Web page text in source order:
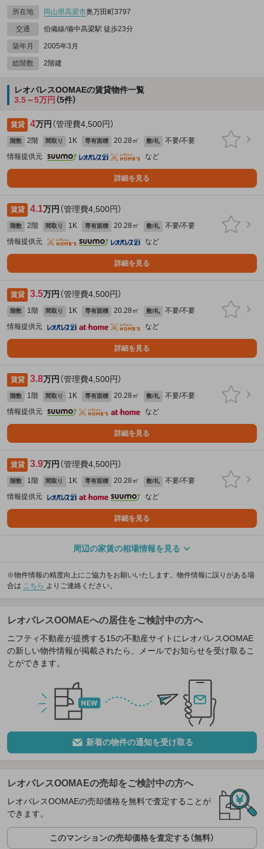
所在地 岡山県高梁市奥万田町3797
交通 伯備線/備中高梁駅 徒歩23分
築年月 2005年3月
総階数 2階建
レオパレスOOMAEの賃貸物件一覧
3.5～5万円 （5件）
賃貸 4万円 （管理費4,500円）
階数 2階 間取り 1K 専有面積 20.28㎡ 敷/礼
不要/不要
情報提供元
など
詳細を見る
賃貸 4.1万円 （管理費4,500円）
階数 2階 間取り 1K 専有面積 20.28㎡ 敷/礼
不要/不要
情報提供元
など
詳細を見る
賃貸 3.5万円 （管理費4,500円）
階数 1階 間取り 1K 専有面積 20.28㎡ 敷/礼
不要/不要
情報提供元
など
詳細を見る
賃貸 3.8万円 （管理費4,500円）
階数 1階 間取り 1K 専有面積 20.28㎡ 敷/礼
不要/不要
情報提供元
など
詳細を見る
賃貸 3.9万円 （管理費4,500円）
階数 1階 間取り 1K 専有面積 20.28㎡ 敷/礼
不要/不要
情報提供元
など
詳細を見る
周辺の家賃の相場情報を見る
※物件情報の精度向上にご協力をお願いいたします。物件情報に誤りがある場
合は こちら よりご連絡ください。
レオパレスOOMAEへの居住をご検討中の方へ
ニフティ不動産が提携する15の不動産サイトにレオパレスOOMAE
の新しい物件情報が掲載されたら、メールでお知らせを受け取るこ
とができます。
新着の物件の通知を受け取る
レオパレスOOMAEの売却をご検討中の方へ
レオパレスOOMAEの売却価格を無料で査定することが
できます。
このマンションの売却価格を査定する（無料）